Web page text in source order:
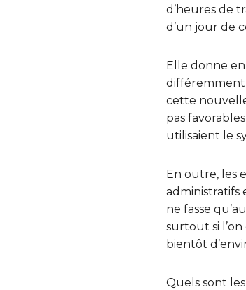
d’heures de
d’un jour de
Elle donne
cette
pas
utilisaient le
En outre, les
administratifs
ne fasse
surtout si
bientôt
Quels sont